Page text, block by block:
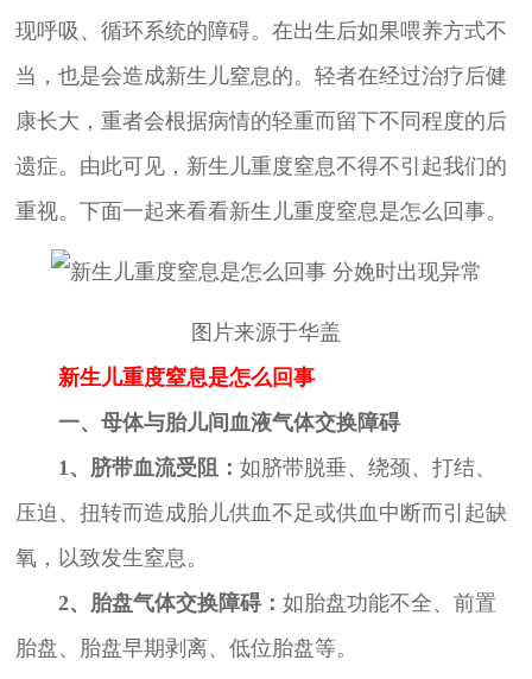
现呼吸、循环系统的障碍。在出生后如果喂养方式不
当，也是会造成新生儿窒息的。轻者在经过治疗后健
康长大，重者会根据病情的轻重而留下不同程度的后
遗症。由此可见，新生儿重度窒息不得不引起我们的
重视。下面一起来看看新生儿重度窒息是怎么回事。
图片来源于华盖
新生儿重度窒息是怎么回事
一、母体与胎儿间血液气体交换障碍
1、脐带血流受阻： 如脐带脱垂、绕颈、打结、
压迫、扭转而造成胎儿供血不足或供血中断而引起缺
氧，以致发生窒息。
2、胎盘气体交换障碍： 如胎盘功能不全、前置
胎盘、胎盘早期剥离、低位胎盘等。